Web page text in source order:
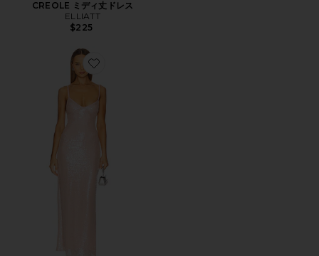
CREOLE ミディ丈ドレス
ELLIATT
$225
Favorite ALBA ドレス